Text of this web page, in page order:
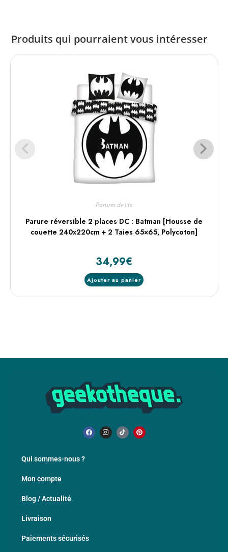
Produits qui pourraient vous intéresser
Parures de lits
Parure réversible 2 places DC : Batman [Housse de
couette 240x220cm + 2 Taies 65×65, Polycoton]
34,99€
Ajouter au panier
Qui sommes-nous ?
Mon compte
Blog / Actualité
Livraison
Paiements sécurisés